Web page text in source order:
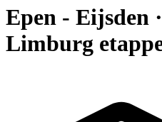
Epen - Eijsden
Limburg